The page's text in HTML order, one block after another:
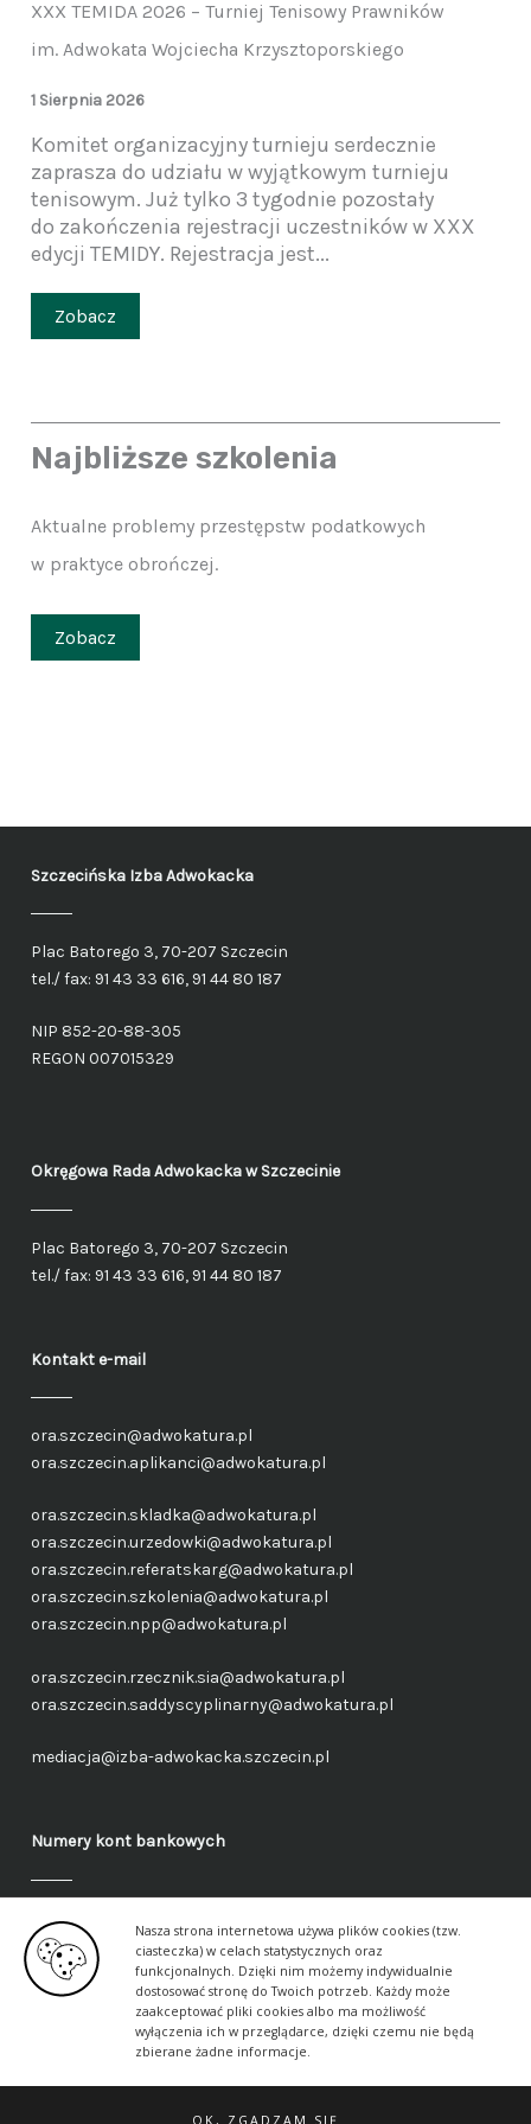
Nasza strona internetowa używa plików cookies (tzw.
ciasteczka) w celach statystycznych oraz
funkcjonalnych. Dzięki nim możemy indywidualnie
dostosować stronę do Twoich potrzeb. Każdy może
zaakceptować pliki cookies albo ma możliwość
wyłączenia ich w przeglądarce, dzięki czemu nie będą
zbierane żadne informacje.
OK, ZGADZAM SIĘ
XXX TEMIDA 2026 – Turniej Tenisowy Prawników
im. Adwokata Wojciecha Krzysztoporskiego
1 Sierpnia 2026
Komitet organizacyjny turnieju serdecznie
zaprasza do udziału w wyjątkowym turnieju
tenisowym. Już tylko 3 tygodnie pozostały
do zakończenia rejestracji uczestników w XXX
edycji TEMIDY. Rejestracja jest...
Zobacz
Najbliższe szkolenia
Aktualne problemy przestępstw podatkowych
w praktyce obrończej.
Zobacz
Szczecińska Izba Adwokacka
Plac Batorego 3, 70-207 Szczecin
tel./ fax: 91 43 33 616, 91 44 80 187
NIP 852-20-88-305
REGON 007015329
Okręgowa Rada Adwokackaw Szczecinie
Plac Batorego 3, 70-207 Szczecin
tel./ fax: 91 43 33 616, 91 44 80 187
Kontakt e-mail
ora.szczecin@adwokatura.pl
ora.szczecin.aplikanci@adwokatura.pl
ora.szczecin.skladka@adwokatura.pl
ora.szczecin.urzedowki@adwokatura.pl
ora.szczecin.referatskarg@adwokatura.pl
ora.szczecin.szkolenia@adwokatura.pl
ora.szczecin.npp@adwokatura.pl
ora.szczecin.rzecznik.sia@adwokatura.pl
ora.szczecin.saddyscyplinarny@adwokatura.pl
mediacja@izba-adwokacka.szczecin.pl
Numery kont bankowych
Fundusz administracyjny – ogólny
40 1050 1559 1000 0090 3288 6591
Fundusz aplikancki – ogólny
17 1050 1559 1000 0090 3288 6617